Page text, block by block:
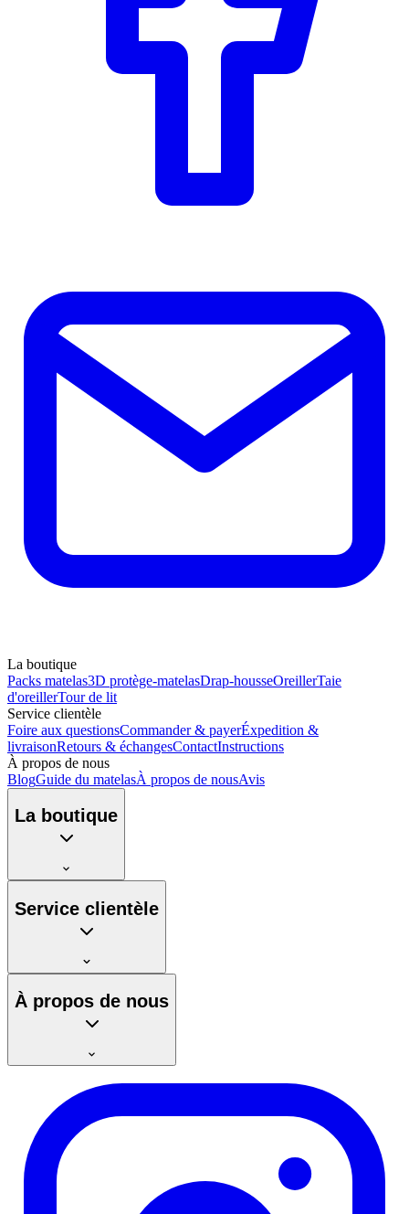
La boutique
Packs matelas3D protège-matelasDrap-housseOreillerTaie
d'oreillerTour de lit
Service clientèle
Foire aux questionsCommander & payerÉxpedition &
livraisonRetours & échangesContactInstructions
À propos de nous
BlogGuide du matelasÀ propos de nousAvis
La boutique
Service clientèle
À propos de nous